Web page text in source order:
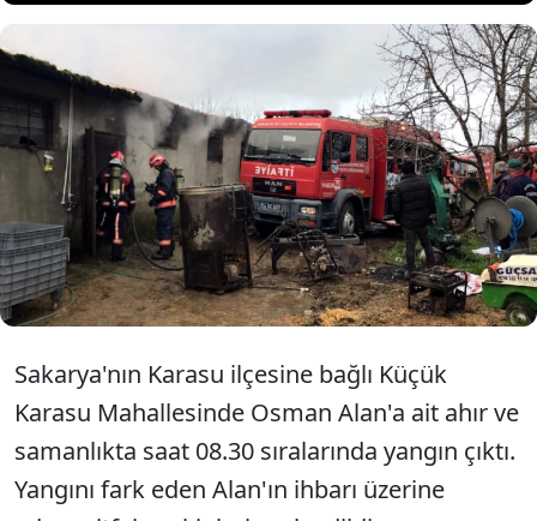
Sakarya'nın Karasu ilçesinde
samanlık ve ahırda çıkan
yangında 9 büyükbaş öldü.
Sakarya'nın Karasu ilçesine bağlı Küçük
Karasu Mahallesinde Osman Alan'a ait ahır ve
samanlıkta saat 08.30 sıralarında yangın çıktı.
Yangını fark eden Alan'ın ihbarı üzerine